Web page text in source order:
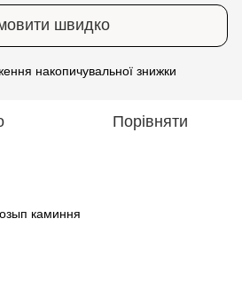
швидко
накопичувальної знижки
Порівняти
каминня